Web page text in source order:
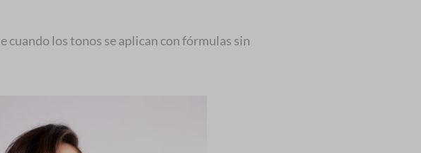
cuando los tonos se aplican con fórmulas sin